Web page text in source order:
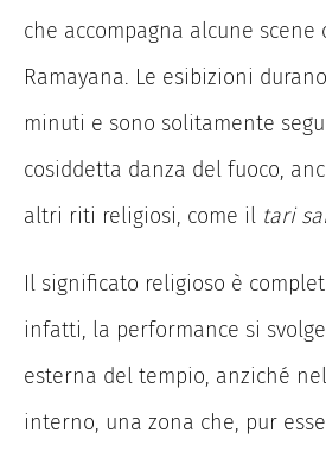
che accompagna alcune scene
Ramayana. Le esibizioni
minuti e sono solitamente
cosiddetta danza del fuoco,
altri riti religiosi, come il tari
Il significato religioso è
infatti, la performance si
esterna del tempio, anziché
interno, una zona che, pur